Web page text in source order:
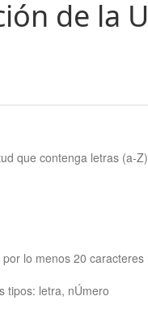
de la
que contenga letras (a-
lo menos 20
tipos: letra, nÚmero